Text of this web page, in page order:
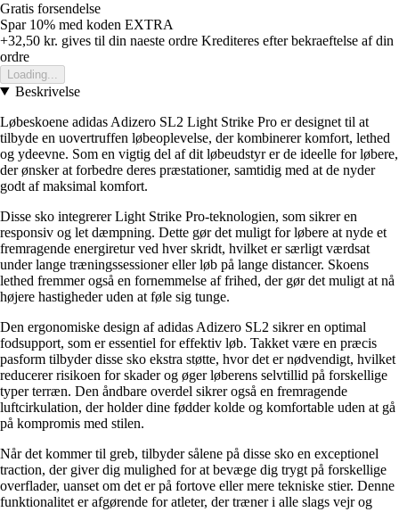
Gratis forsendelse
Spar 10% med koden EXTRA
+32,50 kr. gives til din naeste ordre Krediteres efter bekraeftelse af din
ordre
Loading...
Beskrivelse
Løbeskoene adidas Adizero SL2 Light Strike Pro er designet til at
tilbyde en uovertruffen løbeoplevelse, der kombinerer komfort, lethed
og ydeevne. Som en vigtig del af dit løbeudstyr er de ideelle for løbere,
der ønsker at forbedre deres præstationer, samtidig med at de nyder
godt af maksimal komfort.
Disse sko integrerer Light Strike Pro-teknologien, som sikrer en
responsiv og let dæmpning. Dette gør det muligt for løbere at nyde et
fremragende energiretur ved hver skridt, hvilket er særligt værdsat
under lange træningssessioner eller løb på lange distancer. Skoens
lethed fremmer også en fornemmelse af frihed, der gør det muligt at nå
højere hastigheder uden at føle sig tunge.
Den ergonomiske design af adidas Adizero SL2 sikrer en optimal
fodsupport, som er essentiel for effektiv løb. Takket være en præcis
pasform tilbyder disse sko ekstra støtte, hvor det er nødvendigt, hvilket
reducerer risikoen for skader og øger løberens selvtillid på forskellige
typer terræn. Den åndbare overdel sikrer også en fremragende
luftcirkulation, der holder dine fødder kolde og komfortable uden at gå
på kompromis med stilen.
Når det kommer til greb, tilbyder sålene på disse sko en exceptionel
traction, der giver dig mulighed for at bevæge dig trygt på forskellige
overflader, uanset om det er på fortove eller mere tekniske stier. Denne
funktionalitet er afgørende for atleter, der træner i alle slags vejr og